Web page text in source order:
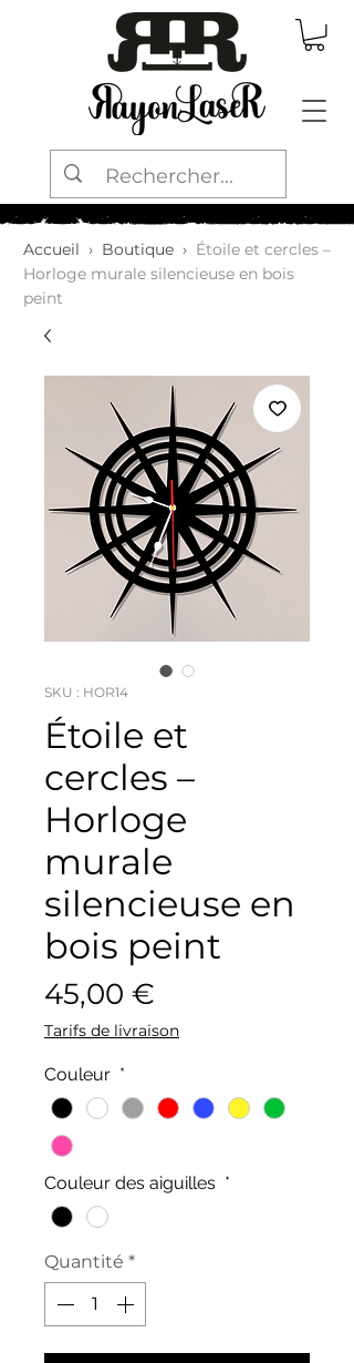
Accueil › Boutique › Étoile et cercles –
Horloge murale silencieuse en bois
peint
SKU : HOR14
Étoile et
cercles –
Horloge
murale
silencieuse en
bois peint
45,00 €
Tarifs de livraison
Couleur *
Couleur des aiguilles *
Quantité *